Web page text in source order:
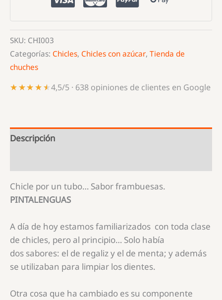
Pintalenguas
cantidad
SKU: CHI003
Categorías: Chicles, Chicles con azúcar, Tienda de
chuches
★★★★★
★★★★★4,5/5 · 638 opiniones de clientes en Google
Descripción
Chicle por un tubo… Sabor frambuesas.
PINTALENGUAS
A día de hoy estamos familiarizados con toda clase
de chicles, pero al principio… Solo había
dos sabores: el de regaliz y el de menta; y además
se utilizaban para limpiar los dientes.
Otra cosa que ha cambiado es su componente